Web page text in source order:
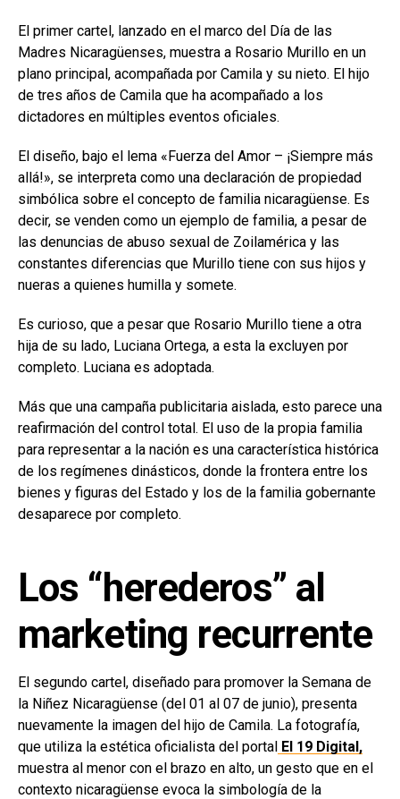
El primer cartel, lanzado en el marco del Día de las
Madres Nicaragüenses, muestra a Rosario Murillo en un
plano principal, acompañada por Camila y su nieto. El hijo
de tres años de Camila que ha acompañado a los
dictadores en múltiples eventos oficiales.
El diseño, bajo el lema «Fuerza del Amor – ¡Siempre más
allá!», se interpreta como una declaración de propiedad
simbólica sobre el concepto de familia nicaragüense. Es
decir, se venden como un ejemplo de familia, a pesar de
las denuncias de abuso sexual de Zoilamérica y las
constantes diferencias que Murillo tiene con sus hijos y
nueras a quienes humilla y somete.
Es curioso, que a pesar que Rosario Murillo tiene a otra
hija de su lado, Luciana Ortega, a esta la excluyen por
completo. Luciana es adoptada.
Más que una campaña publicitaria aislada, esto parece una
reafirmación del control total. El uso de la propia familia
para representar a la nación es una característica histórica
de los regímenes dinásticos, donde la frontera entre los
bienes y figuras del Estado y los de la familia gobernante
desaparece por completo.
Los “herederos” al
marketing recurrente
El segundo cartel, diseñado para promover la Semana de
la Niñez Nicaragüense (del 01 al 07 de junio), presenta
nuevamente la imagen del hijo de Camila. La fotografía,
que utiliza la estética oficialista del portal El 19 Digital,
muestra al menor con el brazo en alto, un gesto que en el
contexto nicaragüense evoca la simbología de la